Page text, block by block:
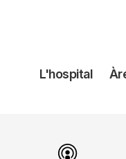
L'hospital
Image